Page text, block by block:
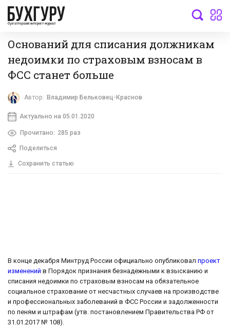
бухгалтерский интернет-журнал
Оснований для списания должникам
недоимки по страховым взносам в
ФСС станет больше
Автор: Владимир Бельковец-Краснов
Актуально на 05.01.2020
Прочитано: 285 раз
Поделиться
Сохранить статью
В конце декабря Минтруд России официально опубликовал проект
изменений в Порядок признания безнадежными к взысканию и
списания недоимки по страховым взносам на обязательное
социальное страхование от несчастных случаев на производстве
и профессиональных заболеваний в ФСС России и задолженности
по пеням и штрафам (утв. постановлением Правительства РФ от
31.01.2017 № 108).